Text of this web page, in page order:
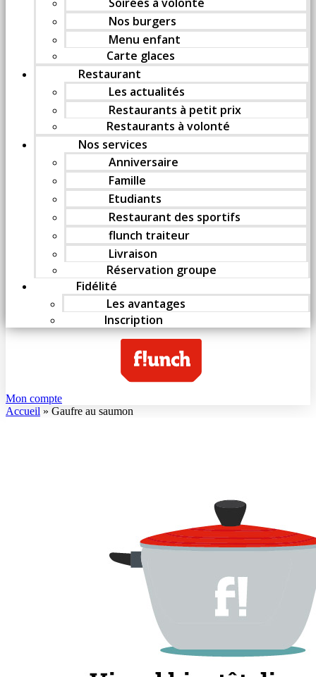
Nos burgers
Menu enfant
Carte glaces
Restaurant
Les actualités
Restaurants à petit prix
Restaurants à volonté
Nos services
Anniversaire
Famille
Etudiants
Restaurant des sportifs
flunch traiteur
Livraison
Réservation groupe
Fidélité
Les avantages
Inscription
Mon compte
Accueil » Gaufre au saumon